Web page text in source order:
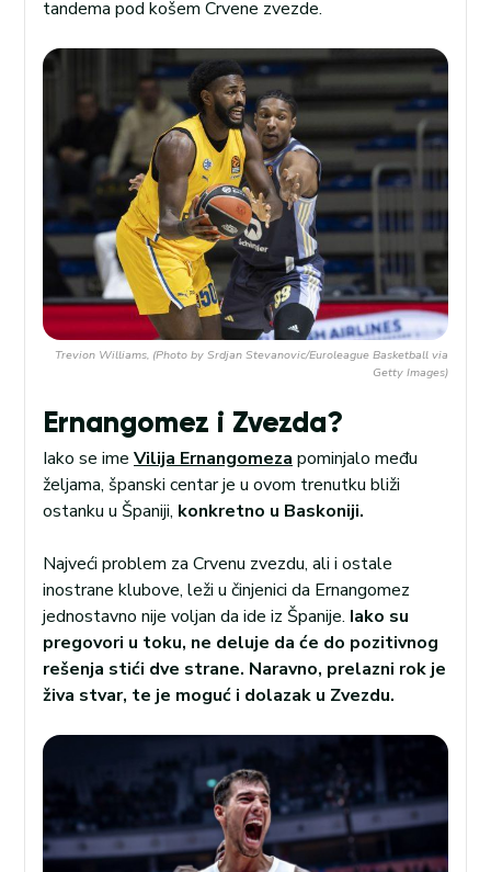
tandema pod košem Crvene zvezde.
Trevion Williams, (Photo by Srdjan Stevanovic/Euroleague Basketball via
Getty Images)
Ernangomez i Zvezda?
Iako se ime Vilija Ernangomeza pominjalo među
željama, španski centar je u ovom trenutku bliži
ostanku u Španiji, konkretno u Baskoniji.
Najveći problem za Crvenu zvezdu, ali i ostale
inostrane klubove, leži u činjenici da Ernangomez
jednostavno nije voljan da ide iz Španije. Iako su
pregovori u toku, ne deluje da će do pozitivnog
rešenja stići dve strane. Naravno, prelazni rok je
živa stvar, te je moguć i dolazak u Zvezdu.